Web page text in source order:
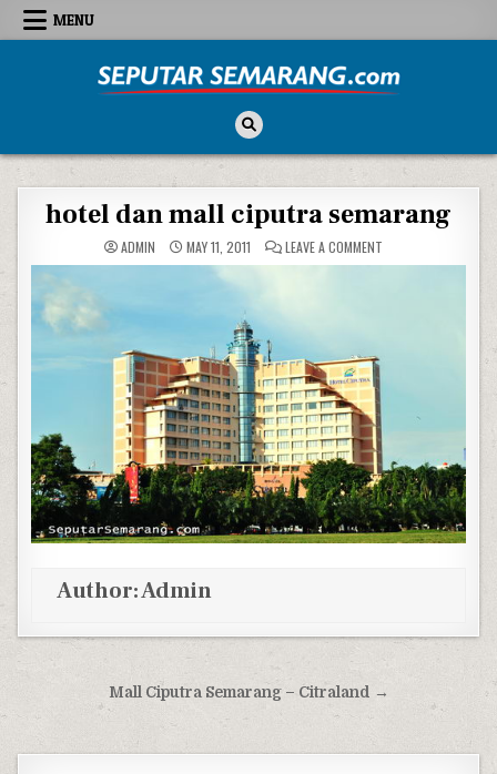
Skip to content
MENU
hotel dan mall ciputra semarang
ADMIN MAY 11, 2011 LEAVE A COMMENTON HOTEL DAN MALL
Author:Admin
Post navigation
Mall Ciputra Semarang – Citraland →